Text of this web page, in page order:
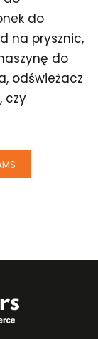
do
na prysznic,
do
odświeżacz
czy